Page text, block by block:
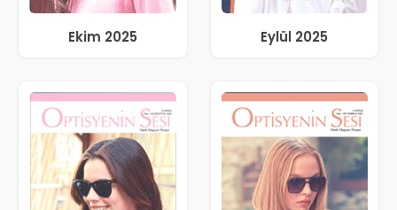
Ekim 2025 Eylül 2025